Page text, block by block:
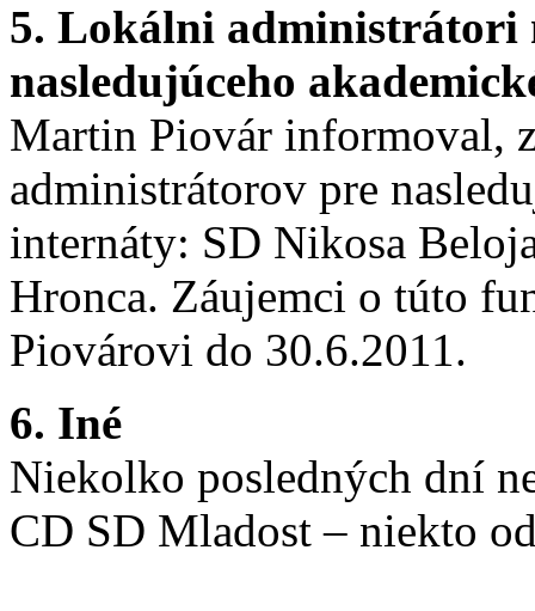
5. Lokálni administrátori
nasledujúceho
Martin Piovár informoval,
administrátorov pre
internáty: SD Nikosa
Hronca. Záujemci o túto
Piovárovi do 30.6.2011.
6. Iné
Niekolko posledných dní
CD SD Mladost – niekto